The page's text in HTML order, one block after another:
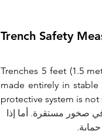
Trench Safety
Trenches 5 feet (1.5
made entirely in
protective system is not
بالكامل في صخور مستقرة. أما إذا